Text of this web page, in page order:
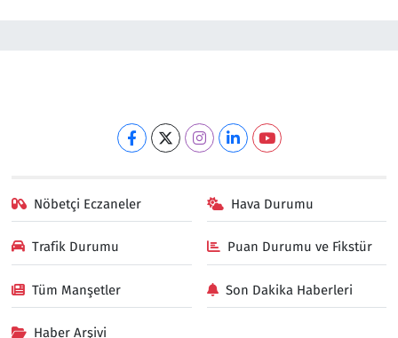
Nöbetçi Eczaneler Hava Durumu
Trafik Durumu Puan Durumu ve Fikstür
Tüm Manşetler Son Dakika Haberleri
Haber Arşivi